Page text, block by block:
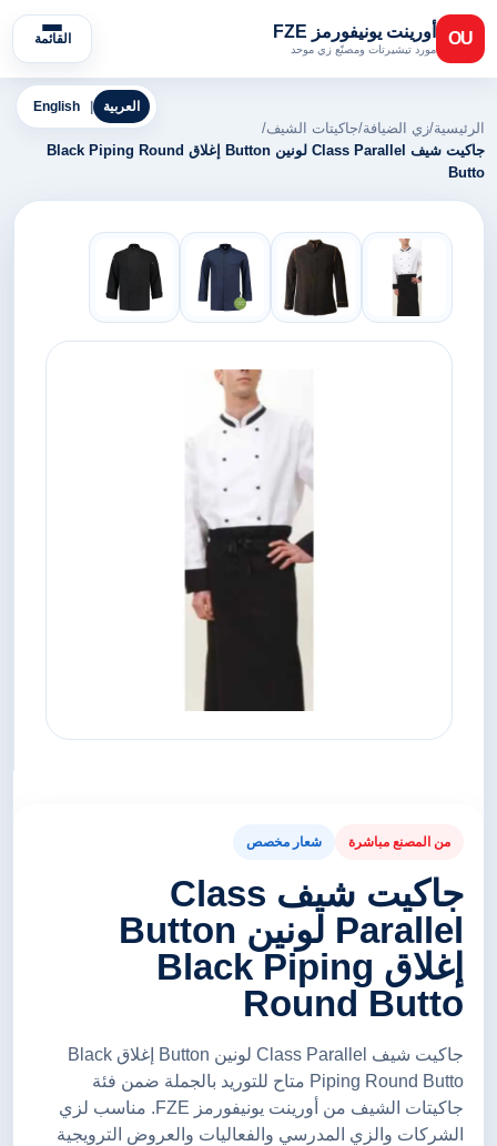
OU أورينت يونيفورمز FZE
مورد تيشيرتات ومصنّع زي موحد
القائمة
English العربية
الرئيسية/زي الضيافة/جاكيتات الشيف/
جاكيت شيف Class Parallel لونين Button إغلاق Black Piping Round
Butto
من المصنع مباشرة شعار مخصص
جاكيت شيف Class
Parallel لونين Button
إغلاق Black Piping
Round Butto
جاكيت شيف Class Parallel لونين Button إغلاق Black
Piping Round Butto متاح للتوريد بالجملة ضمن فئة
جاكيتات الشيف من أورينت يونيفورمز FZE. مناسب لزي
الشركات والزي المدرسي والفعاليات والعروض الترويجية